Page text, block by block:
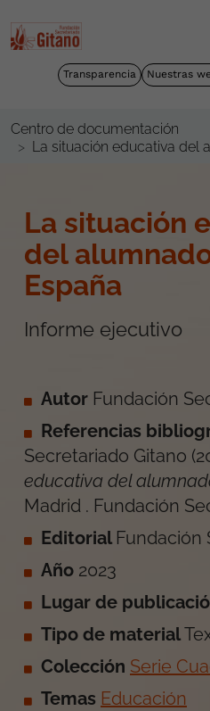
Transparencia Nuestras
Centro de documentación
La situación educativa del
La situación
del
España
Informe ejecutivo
Autor Fundación
Referencias
Secretariado Gitano (
educativa del
Madrid . Fundación
Editorial Fundación
Año 2023
Lugar de
Tipo de material
Colección Serie
Temas Educación